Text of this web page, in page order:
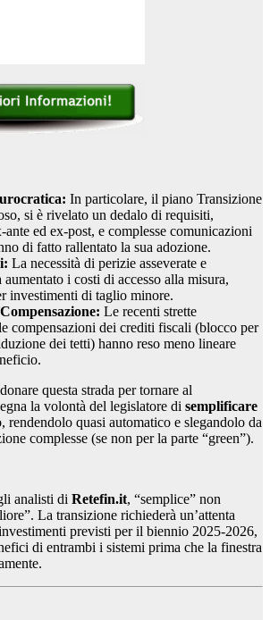
In particolare, il piano Transizione
si è rivelato un dedalo di requisiti,
ed ex-post, e complesse comunicazioni
di fatto rallentato la sua adozione.
La necessità di perizie asseverate e
i costi di accesso alla misura,
investimenti di taglio minore.
Le recenti strette
compensazioni dei crediti fiscali (blocco per
dei tetti) hanno reso meno lineare
questa strada per tornare al
la volontà del legislatore di semplificare
rendendolo quasi automatico e slegandolo da
complesse (se non per la parte “green”).
analisti di Retefin.it, “semplice” non
La transizione richiederà un’attenta
previsti per il biennio 2025-2026,
di entrambi i sistemi prima che la finestra